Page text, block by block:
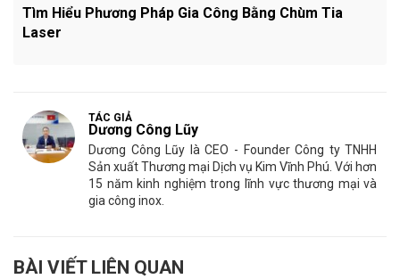
Tìm Hiểu Phương Pháp Gia Công Bằng Chùm Tia
Laser
TÁC GIẢ
Dương Công Lũy
Dương Công Lũy là CEO - Founder Công ty TNHH
Sản xuất Thương mại Dịch vụ Kim Vĩnh Phú. Với hơn
15 năm kinh nghiệm trong lĩnh vực thương mại và
gia công inox.
BÀI VIẾT LIÊN QUAN